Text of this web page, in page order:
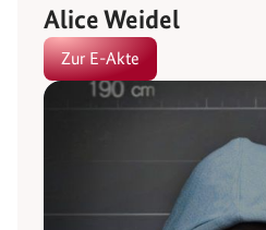
Alice Weidel
Zur E-Akte